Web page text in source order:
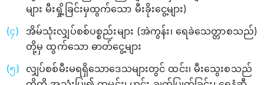
များ မီးရှို့ခြင်းမှထွက်သော မီးခိုးငွေ့များ)
အိမ်သုံးလျှပ်စစ်ပစ္စည်းများ (အဲကွန်း၊ ရေခဲသေတ္တာစသည်)
တို့မှ ထွက်သော ဓာတ်ငွေ့များ
လျှပ်စစ်မီးမရရှိသောဒေသများတွင် ထင်း၊ မီးသွေးစသည်